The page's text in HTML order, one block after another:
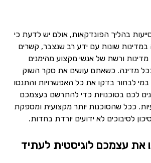
בהליך הפונדקאות, אולם יש לדעת כי
שונות עם ידע רב שנצבר, קשרים
ורשת של אנשי מקצוע מהימנים
מדינה. כשאתם עושים את סקר השוק
לבחור בדקו את כל האפשרויות והתנסו
לכם בסוכנויות כדי להתרשם בעצמכם
ככל שהסוכנות יותר מקצועית ומספקת
לסיבוכים לא ידועים יורדת בחדות.
את עצמכם לוגיסטית לעתיד